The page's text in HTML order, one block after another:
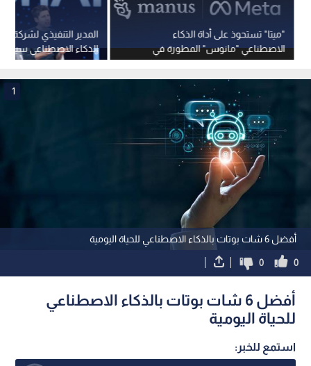
الذكاء الاصطناعي
2026
"ميتا" تستحوذ على أداة الذكاء
الاصطناعي "مانوس" المطورة في
الصين
أفضل 6 شات بوتات بالذكاء الاصطناعي للحياة اليومية
1
0
0
أفضل 6 شات بوتات بالذكاء الاصطناعي
للحياة اليومية
استمع للخبر: